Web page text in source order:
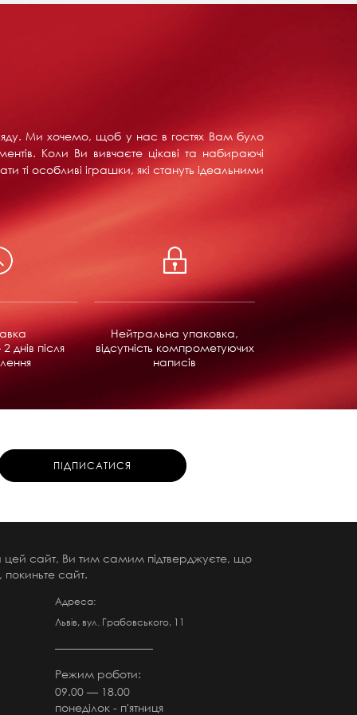
Ми хочемо, щоб у нас в гостях Вам було
Коли Ви вивчаєте цікаві та набираючі
ті особливі іграшки, які стануть ідеальними
днів після
Нейтральна упаковка,
відсутність компрометуючих
написів
цей сайт, Ви тим самим підтверджуєте, що
сайт.
Адреса:
Львів, вул. Грабовського, 11
Режим роботи:
09.00 — 18.00
понеділок - п'ятниця